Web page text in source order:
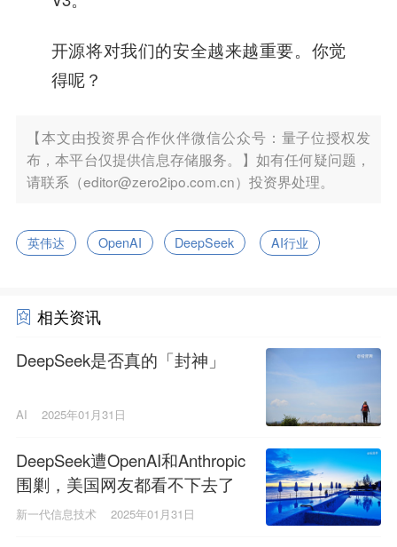
开源将对我们的安全越来越重要。你觉
得呢？
【本文由投资界合作伙伴微信公众号：量子位授权发
布，本平台仅提供信息存储服务。】如有任何疑问题，
请联系（editor@zero2ipo.com.cn）投资界处理。
英伟达 OpenAI DeepSeek AI行业
相关资讯
DeepSeek是否真的「封神」
AI 2025年01月31日
DeepSeek遭OpenAI和Anthropic
围剿，美国网友都看不下去了
新一代信息技术 2025年01月31日